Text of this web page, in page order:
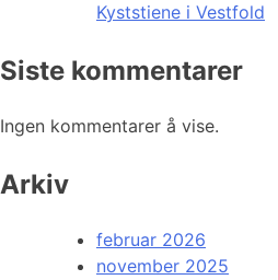
Kyststiene i Vestfold
Siste kommentarer
Ingen kommentarer å vise.
Arkiv
februar 2026
november 2025